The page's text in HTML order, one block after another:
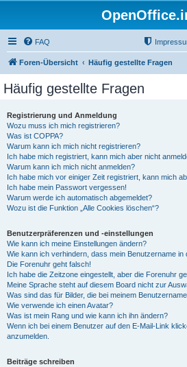
FAQ
Foren-Übersicht Häufig gestellte Fragen
Häufig gestellte Fragen
Registrierung und Anmeldung
Wozu muss ich mich registrieren?
Was ist COPPA?
Warum kann ich mich nicht registrieren?
Ich habe mich registriert, kann mich aber nicht
Warum kann ich mich nicht anmelden?
Ich habe mich vor einiger Zeit registriert, kann mich
Ich habe mein Passwort vergessen!
Warum werde ich automatisch abgemeldet?
Wozu ist die Funktion „Alle Cookies löschen“?
Benutzerpräferenzen und -einstellungen
Wie kann ich meine Einstellungen ändern?
Wie kann ich verhindern, dass mein Benutzername in
Die Forenuhr geht falsch!
Ich habe die Zeitzone eingestellt, aber die Forenuhr
Meine Sprache steht auf diesem Board nicht zur
Was sind das für Bilder, die bei meinem
Wie verwende ich einen Avatar?
Was ist mein Rang und wie kann ich ihn ändern?
Wenn ich bei einem Benutzer auf den E-Mail-Link
anzumelden.
Beiträge schreiben